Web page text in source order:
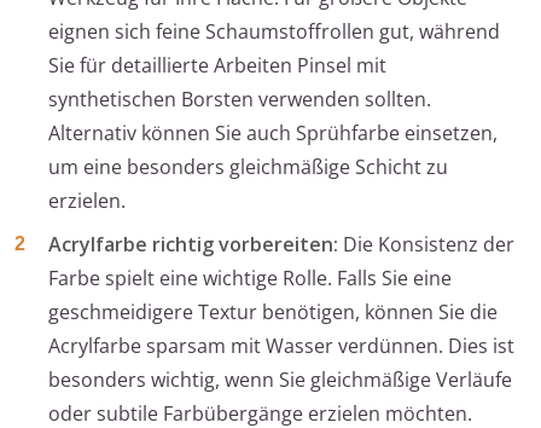
eignen sich feine Schaumstoffrollen gut, während
Sie für detaillierte Arbeiten Pinsel mit
synthetischen Borsten verwenden sollten.
Alternativ können Sie auch Sprühfarbe einsetzen,
um eine besonders gleichmäßige Schicht zu
erzielen.
Acrylfarbe richtig vorbereiten: Die Konsistenz der
Farbe spielt eine wichtige Rolle. Falls Sie eine
geschmeidigere Textur benötigen, können Sie die
Acrylfarbe sparsam mit Wasser verdünnen. Dies ist
besonders wichtig, wenn Sie gleichmäßige Verläufe
oder subtile Farbübergänge erzielen möchten.